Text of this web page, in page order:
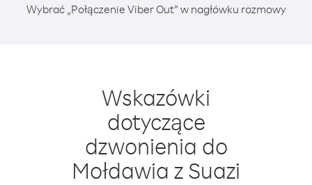
Wybrać „Połączenie Viber Out” w nagłówku rozmowy
Wskazówki
dotyczące
dzwonienia do
Mołdawia z Suazi